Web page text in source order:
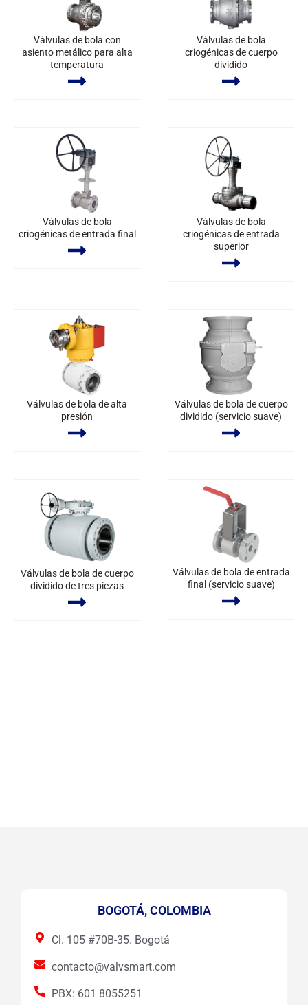
Válvulas de bola con
asiento metálico para alta
temperatura
Válvulas de bola
criogénicas de cuerpo
dividido
Válvulas de bola
criogénicas de entrada final
Válvulas de bola
criogénicas de entrada
superior
Válvulas de bola de alta
presión
Válvulas de bola de cuerpo
dividido (servicio suave)
Válvulas de bola de cuerpo
dividido de tres piezas
Válvulas de bola de entrada
final (servicio suave)
BOGOTÁ, COLOMBIA
Cl. 105 #70B-35. Bogotá
contacto@valvsmart.com
PBX: 601 8055251